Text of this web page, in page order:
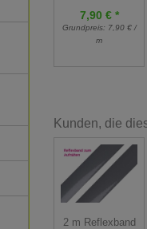
7,90 € *
Grundpreis: 7,90 € /
m
Kunden, die
2 m Reflexband